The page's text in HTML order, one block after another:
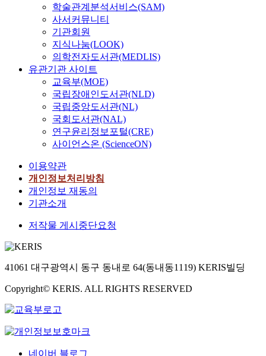
학술관계분석서비스(SAM)
사서커뮤니티
기관회원
지식나눔(LOOK)
의학전자도서관(MEDLIS)
유관기관 사이트
교육부(MOE)
국립장애인도서관(NLD)
국립중앙도서관(NL)
국회도서관(NAL)
연구윤리정보포털(CRE)
사이언스온 (ScienceON)
이용약관
개인정보처리방침
개인정보 재동의
기관소개
저작물 게시중단요청
41061 대구광역시 동구 동내로 64(동내동1119) KERIS빌딩
Copyright© KERIS. ALL RIGHTS RESERVED
네이버 블로그